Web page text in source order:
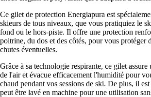
Ce gilet de protection Energiapura est
skieurs de tous niveaux, que vous pratiquiez le
fond ou le hors-piste. Il offre une protection
poitrine, du dos et des côtés, pour vous protéger
chutes éventuelles.
Grâce à sa technologie respirante, ce gilet
de l'air et évacue efficacement l'humidité pour
chaud pendant vos sessions de ski. De plus, il
peut être lavé en machine pour une utilisation